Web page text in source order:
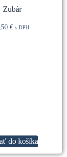
Zubár
€ s DPH
do košíka